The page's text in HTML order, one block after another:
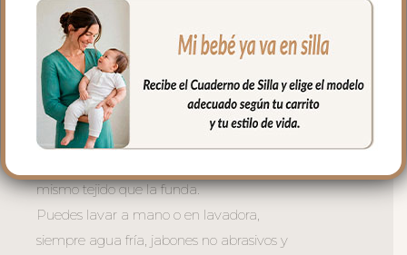
La tapa del saco en tejido polipiel
bordada; una polipiel sintética muy suave
y agradable.
El relleno de la tapa es de micro fibra
hueca para mayor confort del bebé y
muy buena transpirabilidad.
mismo tejido que la funda.
Puedes lavar a mano o en lavadora,
siempre agua fría, jabones no abrasivos y